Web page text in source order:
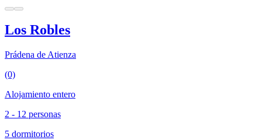
Los Robles
Prádena de Atienza
(0)
Alojamiento entero
2 - 12 personas
5 dormitorios